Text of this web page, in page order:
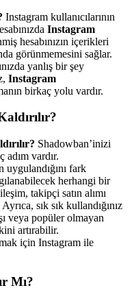
Instagram kullanıcılarının
Instagram
hesabınızın içerikleri
görünmemesini sağlar.
yanlış bir şey
Instagram
birkaç yolu vardır.
Shadowban’inizi
adım vardır.
uygulandığını fark
herhangi bir
takipçi satın alımı
sık sık kullandığınız
veya popüler olmayan
artırabilir.
için Instagram ile
Mı?